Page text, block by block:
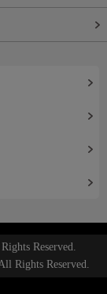
Reserved.
Rights Reserved.